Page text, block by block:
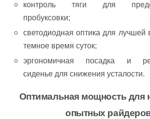
контроль тяги для
пробуксовки;
светодиодная оптика для лучшей
темное время суток;
эргономичная посадка и
сиденье для снижения усталости.
Оптимальная мощность для
опытных